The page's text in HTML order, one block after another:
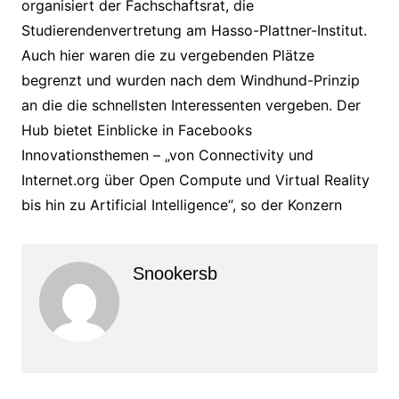
organisiert der Fachschaftsrat, die
Studierendenvertretung am Hasso-Plattner-Institut.
Auch hier waren die zu vergebenden Plätze
begrenzt und wurden nach dem Windhund-Prinzip
an die die schnellsten Interessenten vergeben. Der
Hub bietet Einblicke in Facebooks
Innovationsthemen – „von Connectivity und
Internet.org über Open Compute und Virtual Reality
bis hin zu Artificial Intelligence“, so der Konzern
Snookersb